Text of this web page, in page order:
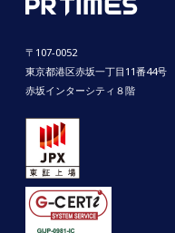
〒107-0052
東京都港区赤坂一丁目11番44号
赤坂インターシティ８階